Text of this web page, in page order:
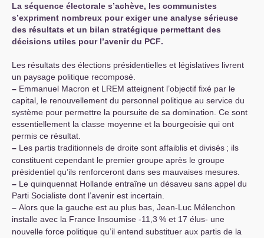
La séquence électorale s’achève, les communistes
s’expriment nombreux pour exiger une analyse sérieuse
des résultats et un bilan stratégique permettant des
décisions utiles pour l’avenir du PCF.
Les résultats des élections présidentielles et législatives livrent
un paysage politique recomposé.
– Emmanuel Macron et LREM atteignent l’objectif fixé par le
capital, le renouvellement du personnel politique au service du
système pour permettre la poursuite de sa domination. Ce sont
essentiellement la classe moyenne et la bourgeoisie qui ont
permis ce résultat.
– Les partis traditionnels de droite sont affaiblis et divisés ; ils
constituent cependant le premier groupe après le groupe
présidentiel qu’ils renforceront dans ses mauvaises mesures.
– Le quinquennat Hollande entraîne un désaveu sans appel du
Parti Socialiste dont l’avenir est incertain.
– Alors que la gauche est au plus bas, Jean-Luc Mélenchon
installe avec la France Insoumise -11,3 % et 17 élus- une
nouvelle force politique qu’il entend substituer aux partis de la